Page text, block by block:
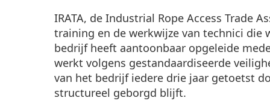
IRATA, de Industrial Rope Access Trade
training en de werkwijze van technici die
bedrijf heeft aantoonbaar opgeleide
werkt volgens gestandaardiseerde
van het bedrijf iedere drie jaar getoetst
structureel geborgd blijft.